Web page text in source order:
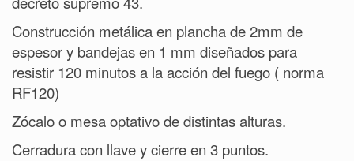
Construcción metálica en plancha de 2mm de
espesor y bandejas en 1 mm diseñados para
resistir 120 minutos a la acción del fuego ( norma
RF120)
Zócalo o mesa optativo de distintas alturas.
Cerradura con llave y cierre en 3 puntos.